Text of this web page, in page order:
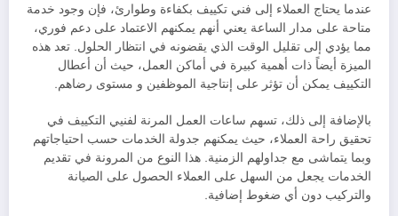
عندما يحتاج العملاء إلى فني تكييف بكفاءة وطوارئ، فإن وجود خدمة
متاحة على مدار الساعة يعني أنهم يمكنهم الاعتماد على دعم فوري،
مما يؤدي إلى تقليل الوقت الذي يقضونه في انتظار الحلول. تعد هذه
الميزة أيضاً ذات أهمية كبيرة في أماكن العمل، حيث أن أعطال
التكييف يمكن أن تؤثر على إنتاجية الموظفين و مستوى رضاهم.
بالإضافة إلى ذلك، تسهم ساعات العمل المرنة لفنيي التكييف في
تحقيق راحة العملاء، حيث يمكنهم جدولة الخدمات حسب احتياجاتهم
وبما يتماشى مع جداولهم الزمنية. هذا النوع من المرونة في تقديم
الخدمات يجعل من السهل على العملاء الحصول على الصيانة
والتركيب دون أي ضغوط إضافية.